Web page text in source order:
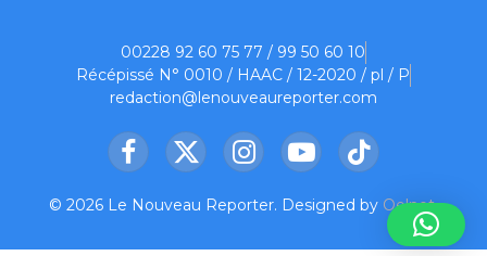
00228 92 60 75 77 / 99 50 60 10
Récépissé N° 0010 / HAAC / 12-2020 / pl / P
redaction@lenouveaureporter.com
Facebook
X
InstagramYouTubeTikTok
© 2026 Le Nouveau Reporter. Designed by Oelnet.